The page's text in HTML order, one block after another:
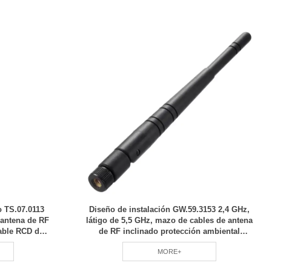
de RF
RCD de
Diseño de instalación GW.59.3153 2,4 GHz,
látigo de 5,5 GHz, mazo de cables de antena
de RF inclinado protección ambiental
ecológica, ahorro de energía y reducción
del consumo RCD
MORE+